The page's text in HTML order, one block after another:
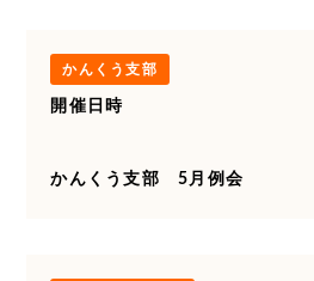
かんくう支部
開催日時
かんくう支部 5月例会